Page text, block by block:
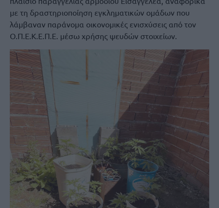
με τη δραστηριοποίηση εγκληματικών ομάδων που
λάμβαναν παράνομα οικονομικές ενισχύσεις από τον
Ο.Π.Ε.Κ.Ε.Π.Ε. μέσω χρήσης ψευδών στοιχείων.